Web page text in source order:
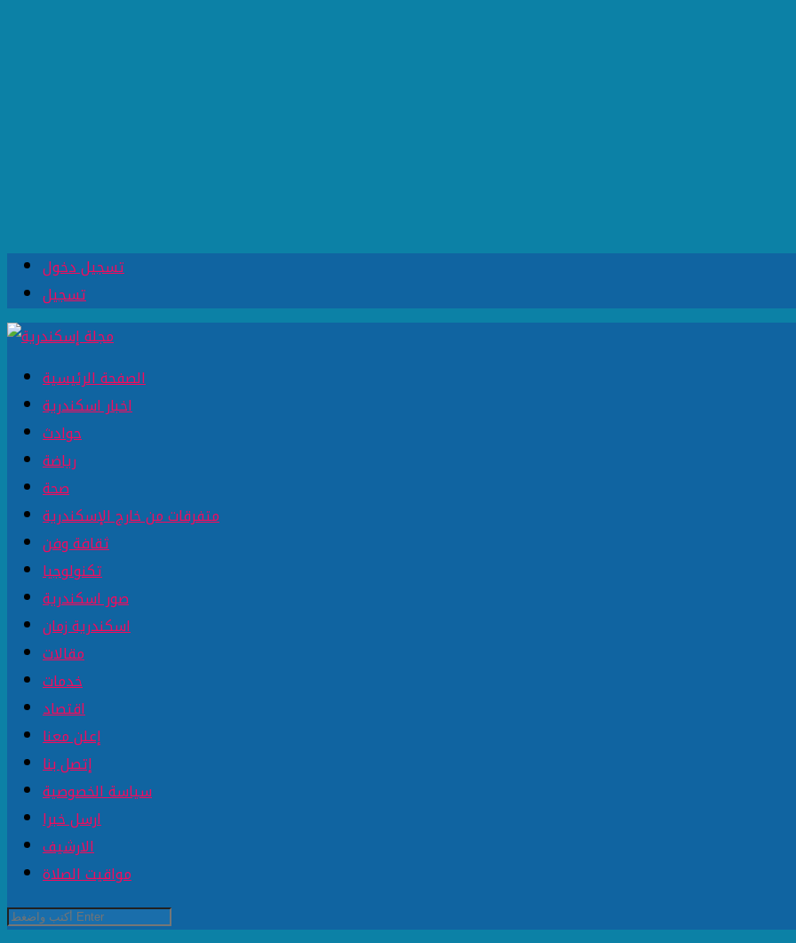
تسجيل دخول
تسجيل
الصفحة الرئيسية
اخبار اسكندرية
حوادث
رياضة
صحة
متفرقات من خارج الإسكندرية
ثقافة وفن
تكنولوجيا
صور اسكندرية
اسكندرية زمان
مقالات
خدمات
اقتصاد
إعلن معنا
إتصل بنا
سياسة الخصوصية
ارسل خبرا
الارشيف
مواقيت الصلاة